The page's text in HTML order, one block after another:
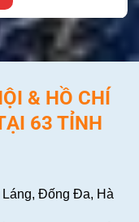
& HỒ CHÍ
63 TỈNH
Đống Đa, Hà